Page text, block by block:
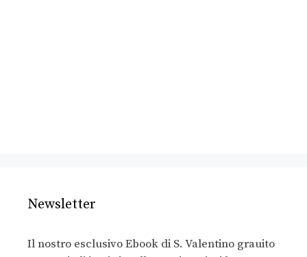
Newsletter
Il nostro esclusivo Ebook di S. Valentino grauito